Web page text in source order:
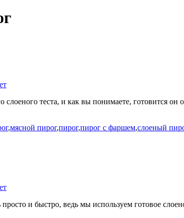
слоеного теста, и как вы понимаете, готовится
,мясной пирог,пирог,пирог с фаршем,слоеный
и быстро, ведь мы используем готовое